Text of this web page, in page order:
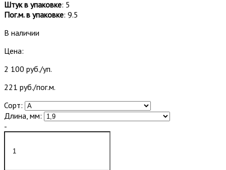
Штук в упаковке: 5
Пог.м. в упаковке: 9.5
В наличии
Цена:
2 100 руб./уп.
221 руб./пог.м.
Сорт:
Длина, мм:
-